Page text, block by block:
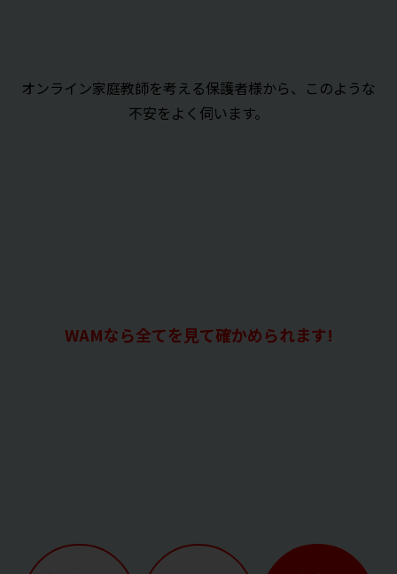
オンライン家庭教師を考える保護者様から、このような
不安をよく伺います。
WAMなら全てを見て確かめられます!